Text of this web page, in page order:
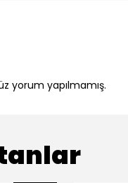
yorum yapılmamış.